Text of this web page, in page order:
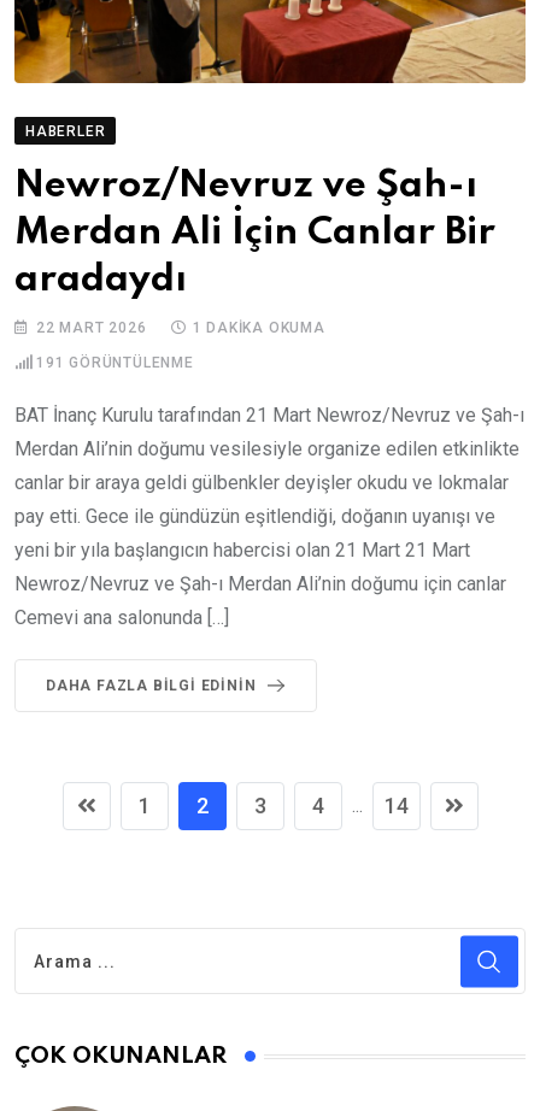
HABERLER
Newroz/Nevruz ve Şah-ı
Merdan Ali İçin Canlar Bir
aradaydı
22 MART 2026 1 DAKIKA OKUMA
191 GÖRÜNTÜLENME
BAT İnanç Kurulu tarafından 21 Mart Newroz/Nevruz ve Şah-ı
Merdan Ali’nin doğumu vesilesiyle organize edilen etkinlikte
canlar bir araya geldi gülbenkler deyişler okudu ve lokmalar
pay etti. Gece ile gündüzün eşitlendiği, doğanın uyanışı ve
yeni bir yıla başlangıcın habercisi olan 21 Mart 21 Mart
Newroz/Nevruz ve Şah-ı Merdan Ali’nin doğumu için canlar
Cemevi ana salonunda […]
DAHA FAZLA BILGI EDININ
1 2 3 4 ... 14
ÇOK OKUNANLAR